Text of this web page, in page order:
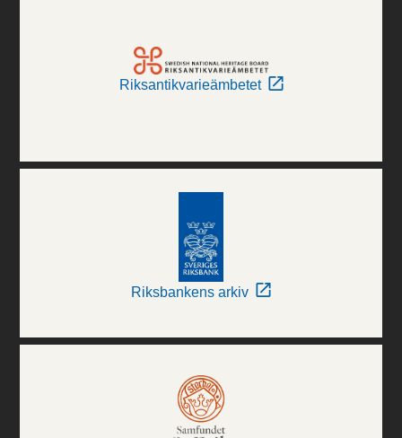
Riksantikvarieämbetet
Riksbankens arkiv